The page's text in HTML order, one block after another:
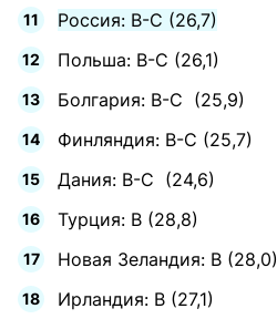
Россия: B-C (26,7)
Польша: B-C (26,1)
Болгария: B-C (25,9)
Финляндия: B-C (25,7)
Дания: B-C (24,6)
Турция: B (28,8)
Новая Зеландия: B (28,0)
Ирландия: B (27,1)